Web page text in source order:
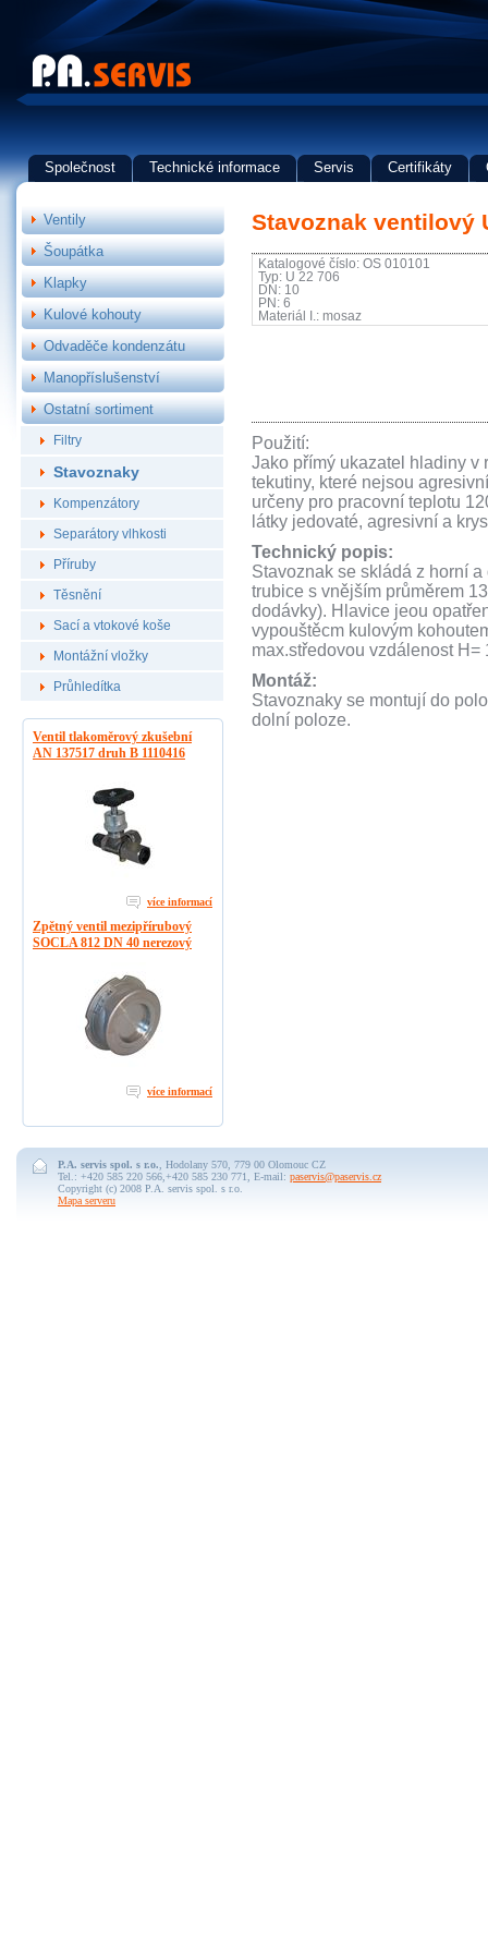
Společnost Technické informace Servis Certifikáty
Ventily
Šoupátka
Klapky
Kulové kohouty
Odvaděče kondenzátu
Manopříslušenství
Ostatní sortiment
Filtry
Stavoznaky
Kompenzátory
Separátory vlhkosti
Příruby
Těsnění
Sací a vtokové koše
Montážní vložky
Průhledítka
Ventil tlakoměrový zkušební
AN 137517 druh B 1110416
více informací
Zpětný ventil mezipřírubový
SOCLA 812 DN 40 nerezový
více informací
Stavoznak ventilový
Katalogové číslo: OS 010101
Typ: U 22 706
DN: 10
PN: 6
Materiál I.: mosaz
Použití:
Jako přímý ukazatel hladiny v
tekutiny, které nejsou
určeny pro pracovní teplotu
látky jedovaté, agresivní a
Technický popis:
Stavoznak se skládá z horní
trubice s vnějším průměrem
dodávky). Hlavice jeou
vypouštěcm kulovým
max.středovou vzdálenost H=
Montáž:
Stavoznaky se montují do
dolní poloze.
P.A. servis spol. s r.o. , Hodolany 570, 779 00 Olomouc CZ
Tel.: +420 585 220 566,+420 585 230 771, E-mail: paservis@paservis.cz
Copyright (c) 2008 P.A. servis spol. s r.o.
Mapa serveru